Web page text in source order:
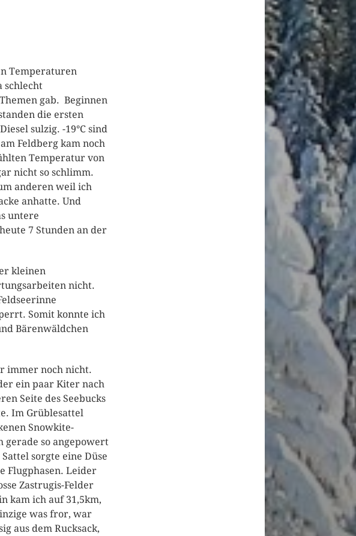
Temperaturen
schlecht
gab. Beginnen
die ersten
sulzig. -19°C sind
Feldberg kam noch
Temperatur von
nicht so schlimm.
anderen weil ich
anhatte. Und
untere
7 Stunden an der
kleinen
nicht.
Somit konnte ich
Bärenwäldchen
immer noch nicht.
ein paar Kiter nach
Seite des Seebucks
Im Grüblesattel
Snowkite-
gerade so angepowert
sorgte eine Düse
Flugphasen. Leider
Zastrugis-Felder
kam ich auf 31,5km,
was fror, war
aus dem Rucksack,